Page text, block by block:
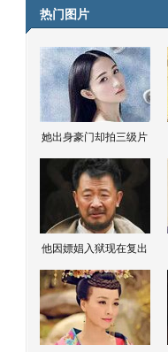
热门图片
她出身豪门却拍三级片
他因嫖娼入狱现在复出